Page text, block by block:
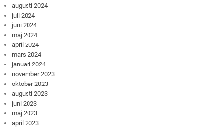
augusti 2024
juli 2024
juni 2024
maj 2024
april 2024
mars 2024
januari 2024
november 2023
oktober 2023
augusti 2023
juni 2023
maj 2023
april 2023